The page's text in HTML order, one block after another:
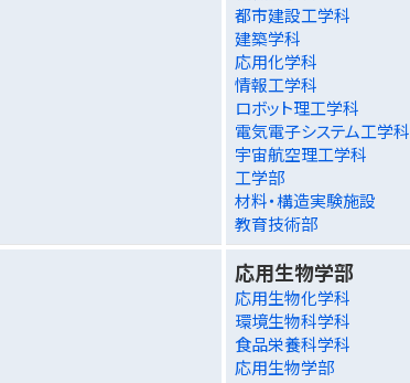
都市建設工学科
建築学科
応用化学科
情報工学科
ロボット理工学科
電気電子システム工学科
宇宙航空理工学科
工学部
材料・構造実験施設
教育技術部
応用生物学部
応用生物化学科
環境生物科学科
食品栄養科学科
応用生物学部